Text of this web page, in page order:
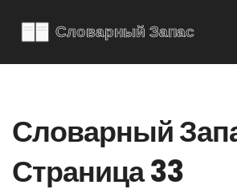
Словарный
Страница 33